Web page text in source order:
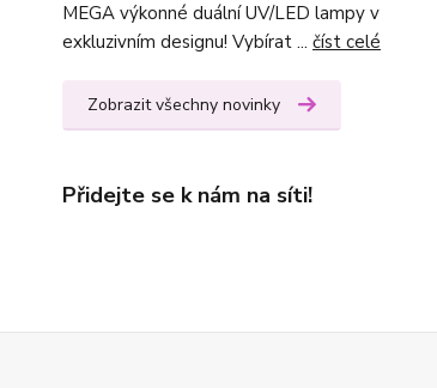
MEGA výkonné duální UV/LED lampy v
exkluzivním designu! Vybírat ... číst celé
Zobrazit všechny novinky
Přidejte se k nám na síti!